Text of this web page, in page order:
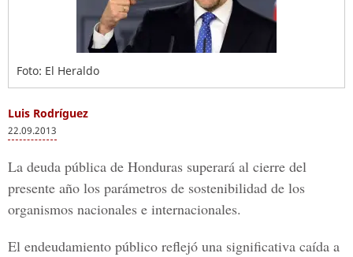
Foto: El Heraldo
Luis Rodríguez
22.09.2013
La deuda pública de Honduras superará al cierre del
presente año los parámetros de sostenibilidad de los
organismos nacionales e internacionales.
El endeudamiento público reflejó una significativa caída a